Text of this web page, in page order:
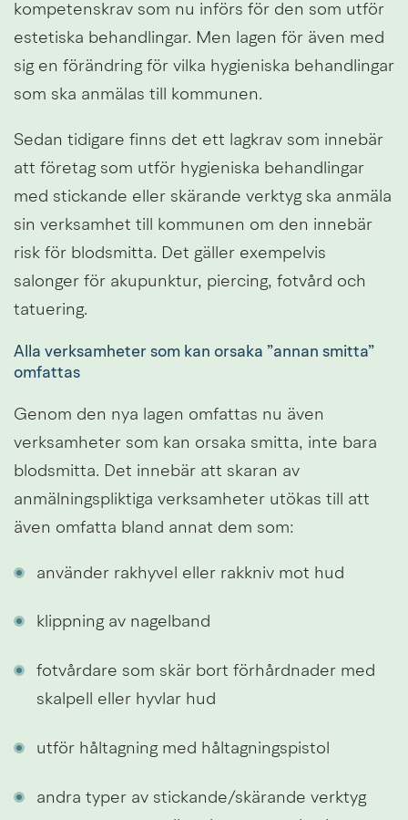
kompetenskrav som nu införs för den som utför
estetiska behandlingar. Men lagen för även med
sig en förändring för vilka hygieniska behandlingar
som ska anmälas till kommunen.
Sedan tidigare finns det ett lagkrav som innebär
att företag som utför hygieniska behandlingar
med stickande eller skärande verktyg ska anmäla
sin verksamhet till kommunen om den innebär
risk för blodsmitta. Det gäller exempelvis
salonger för akupunktur, piercing, fotvård och
tatuering.
Alla verksamheter som kan orsaka ”annan smitta”
omfattas
Genom den nya lagen omfattas nu även
verksamheter som kan orsaka smitta, inte bara
blodsmitta. Det innebär att skaran av
anmälningspliktiga verksamheter utökas till att
även omfatta bland annat dem som:
använder rakhyvel eller rakkniv mot hud
klippning av nagelband
fotvårdare som skär bort förhårdnader med
skalpell eller hyvlar hud
utför håltagning med håltagningspistol
andra typer av stickande/skärande verktyg